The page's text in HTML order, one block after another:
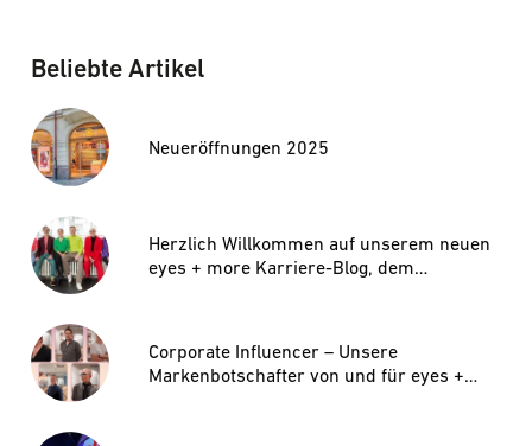
Beliebte Artikel
Neueröffnungen 2025
Herzlich Willkommen auf unserem neuen
eyes + more Karriere-Blog, dem
Corporate Influencer – Unsere
Markenbotschafter von und für eyes +